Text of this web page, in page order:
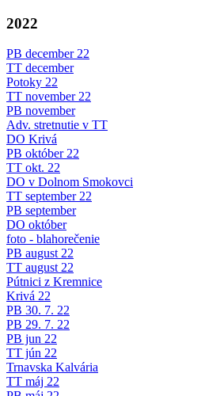
2022
PB december 22
TT december
Potoky 22
TT november 22
PB november
Adv. stretnutie v TT
DO Krivá
PB október 22
TT okt. 22
DO v Dolnom Smokovci
TT september 22
PB september
DO október
foto - blahorečenie
PB august 22
TT august 22
Pútnici z Kremnice
Krivá 22
PB 30. 7. 22
PB 29. 7. 22
PB jun 22
TT jún 22
Trnavska Kalvária
TT máj 22